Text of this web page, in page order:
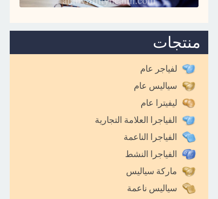
منتجات
لفياجر عام
سياليس عام
ليفيترا عام
الفياجرا العلامة التجارية
الفياجرا الناعمة
الفياجرا النشط
ماركة سياليس
سياليس ناعمة